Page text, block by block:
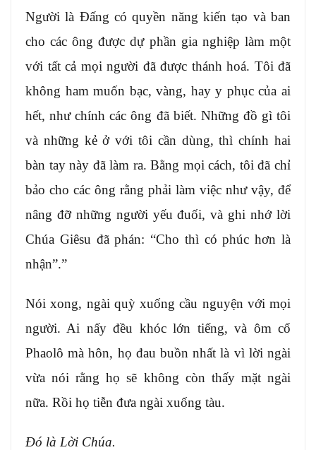
Người là Ðấng có quyền năng kiến tạo và ban
cho các ông được dự phần gia nghiệp làm một
với tất cả mọi người đã được thánh hoá. Tôi đã
không ham muốn bạc, vàng, hay y phục của ai
hết, như chính các ông đã biết. Những đồ gì tôi
và những kẻ ở với tôi cần dùng, thì chính hai
bàn tay này đã làm ra. Bằng mọi cách, tôi đã chỉ
bảo cho các ông rằng phải làm việc như vậy, để
nâng đỡ những người yếu đuối, và ghi nhớ lời
Chúa Giêsu đã phán: “Cho thì có phúc hơn là
nhận”.”
Nói xong, ngài quỳ xuống cầu nguyện với mọi
người. Ai nấy đều khóc lớn tiếng, và ôm cổ
Phaolô mà hôn, họ đau buồn nhất là vì lời ngài
vừa nói rằng họ sẽ không còn thấy mặt ngài
nữa. Rồi họ tiễn đưa ngài xuống tàu.
Đó là Lời Chúa.